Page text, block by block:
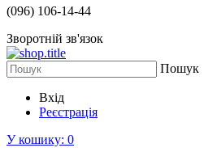
(096) 106-14-44
Зворотній зв'язок
Пошук
Вхід
Реєстрація
У кошику: 0